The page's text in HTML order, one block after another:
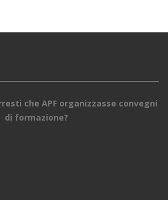
che APF organizzasse convegni
di formazione?